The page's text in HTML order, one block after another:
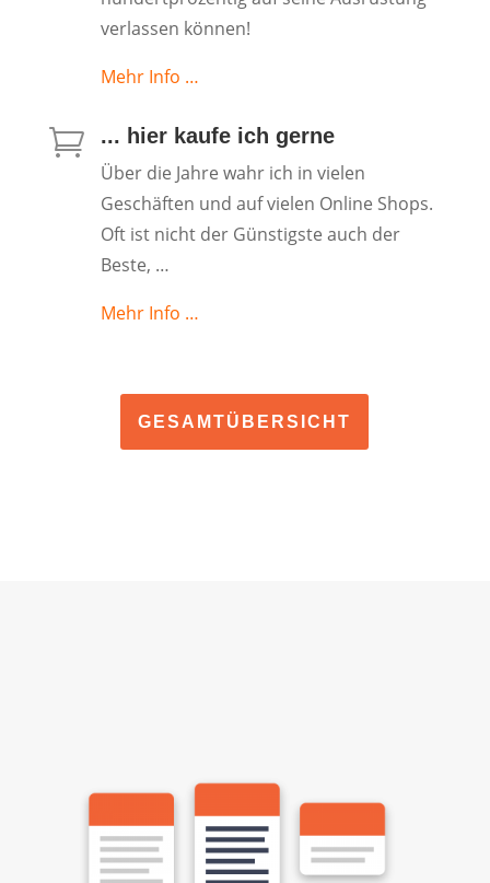
verlassen können!
Mehr Info …

... hier kaufe ich gerne
Über die Jahre wahr ich in vielen
Geschäften und auf vielen Online Shops.
Oft ist nicht der Günstigste auch der
Beste, …
Mehr Info …
GESAMTÜBERSICHT